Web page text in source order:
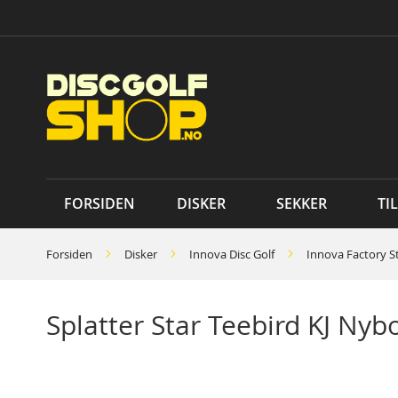
to
FORSIDEN DISKER SEKKER
Forsiden Disker Innova Disc Golf Innova Factory
Splatter Star Teebird KJ